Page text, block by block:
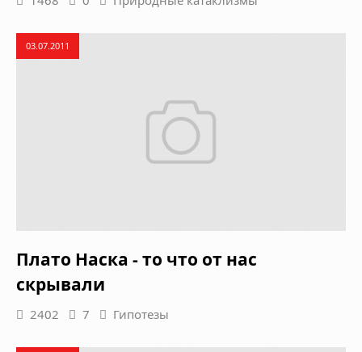
03.07.2011
Плато Наска - то что от нас
скрывали
2402 7 Гипотезы